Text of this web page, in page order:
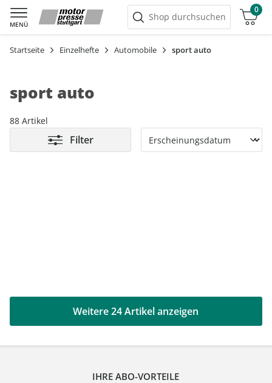
MENÜ
Shop durchsuchen
0
Warenkorb
Startseite Einzelhefte Automobile sport auto
sport auto
88 Artikel
Filter
Weitere 24 Artikel anzeigen
IHRE ABO-VORTEILE